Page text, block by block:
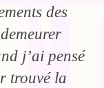
des
j’ai pensé
trouvé la